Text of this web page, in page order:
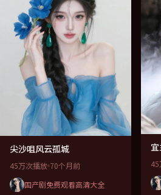
尖沙咀风云孤城
45万次播放 70个月前
国产剧免费观看高清大全